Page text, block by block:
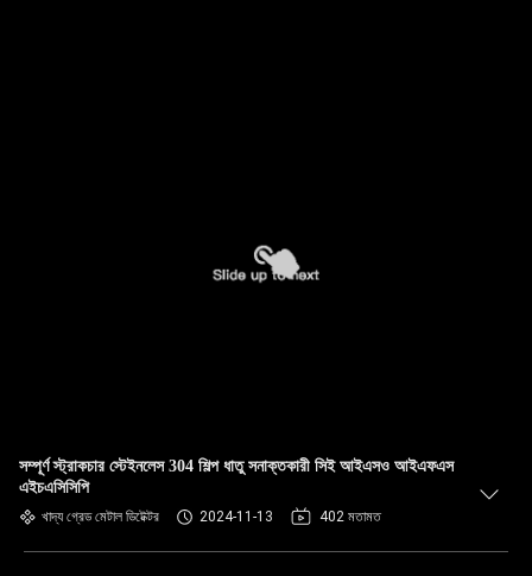
সম্পূর্ণ স্ট্রাকচার স্টেইনলেস 304 শিল্প ধাতু সনাক্তকারী সিই আইএসও আইএফএস
এইচএসিসিপি
খাদ্য গ্রেড মেটাল ডিটেক্টর 2024-11-13 402 মতামত